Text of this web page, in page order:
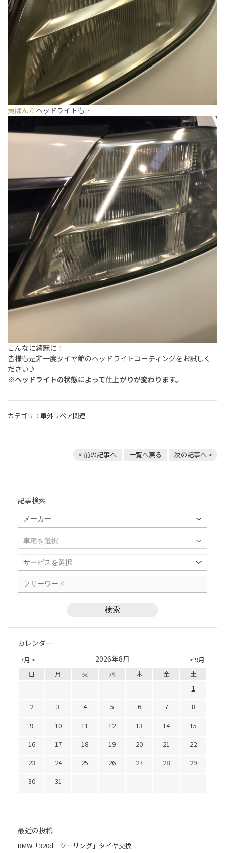
黄ばんだヘッドライトも…
こんなに綺麗に！
皆様も是非一度タイヤ館のヘッドライトコーティングをお試しく
ださい♪
※ヘッドライトの状態によって仕上がりが変わります。
カテゴリ： 車外リペア関連
< 前の記事へ 一覧へ戻る 次の記事へ >
記事検索
カレンダー
7月 < > 9月
2026年8月
日 月 火 水 木 金
土
1
2
3 4 5 6 7
8
9
10 11 12 13 14
15
16
17 18 19 20 21
22
23
24 25 26 27 28
29
30
31
最近の投稿
BMW「320d ツーリング」タイヤ交換